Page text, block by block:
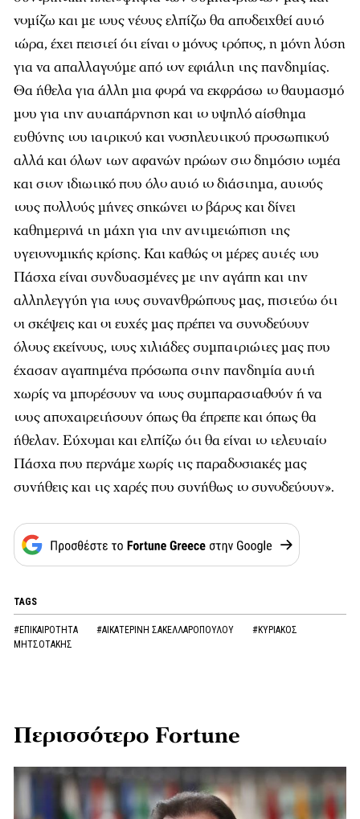
νομίζω και με τους νέους ελπίζω θα αποδειχθεί αυτό
τώρα, έχει πειστεί ότι είναι ο μόνος τρόπος, η μόνη λύση
για να απαλλαγούμε από τον εφιάλτη της πανδημίας.
Θα ήθελα για άλλη μια φορά να εκφράσω το θαυμασμό
μου για την αυταπάρνηση και το υψηλό αίσθημα
ευθύνης του ιατρικού και νοσηλευτικού προσωπικού
αλλά και όλων των αφανών ηρώων στο δημόσιο τομέα
και στον ιδιωτικό που όλο αυτό το διάστημα, αυτούς
τους πολλούς μήνες σηκώνει το βάρος και δίνει
καθημερινά τη μάχη για την αντιμετώπιση της
υγειονομικής κρίσης. Και καθώς οι μέρες αυτές του
Πάσχα είναι συνδυασμένες με την αγάπη και την
αλληλεγγύη για τους συνανθρώπους μας, πιστεύω ότι
οι σκέψεις και οι ευχές μας πρέπει να συνοδεύουν
όλους εκείνους, τους χιλιάδες συμπατριώτες μας που
έχασαν αγαπημένα πρόσωπα στην πανδημία αυτή
χωρίς να μπορέσουν να τους συμπαρασταθούν ή να
τους αποχαιρετήσουν όπως θα έπρεπε και όπως θα
ήθελαν. Εύχομαι και ελπίζω ότι θα είναι το τελευταίο
Πάσχα που περνάμε χωρίς τις παραδοσιακές μας
συνήθεις και τις χαρές που συνήθως το συνοδεύουν».
TAGS
#ΕΠΙΚΑΙΡΟΤΗΤΑ #ΑΙΚΑΤΕΡΙΝΗ ΣΑΚΕΛΛΑΡΟΠΟΥΛΟΥ
#ΚΥΡΙΑΚΟΣ
ΜΗΤΣΟΤΑΚΗΣ
Περισσότερο Fortune